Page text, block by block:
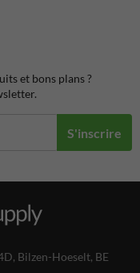
et bons plans ?
S'inscrire
, Bilzen-Hoeselt, BE